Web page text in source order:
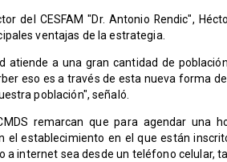
del CESFAM "Dr. Antonio Rendic",
ventajas de la estrategia.
atiende a una gran cantidad de
eso es a través de esta nueva forma
población", señaló.
remarcan que para agendar una
el establecimiento en el que están
a internet sea desde un teléfono celular,